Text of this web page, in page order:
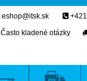
eshop@itsk.sk
Často kladené otázky